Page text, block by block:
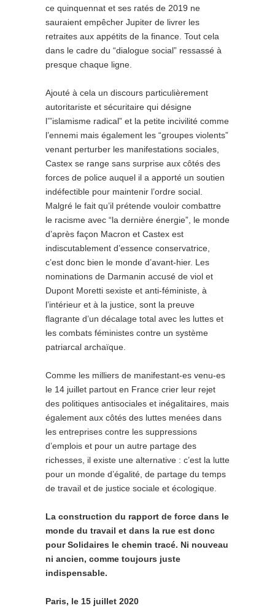
ce quinquennat et ses ratés de 2019 ne
sauraient empêcher Jupiter de livrer les
retraites aux appétits de la finance. Tout cela
dans le cadre du “dialogue social” ressassé à
presque chaque ligne.
Ajouté à cela un discours particulièrement
autoritariste et sécuritaire qui désigne
l’”islamisme radical” et la petite incivilité comme
l’ennemi mais également les “groupes violents”
venant perturber les manifestations sociales,
Castex se range sans surprise aux côtés des
forces de police auquel il a apporté un soutien
indéfectible pour maintenir l’ordre social.
Malgré le fait qu’il prétende vouloir combattre
le racisme avec “la dernière énergie”, le monde
d’après façon Macron et Castex est
indiscutablement d’essence conservatrice,
c’est donc bien le monde d’avant-hier. Les
nominations de Darmanin accusé de viol et
Dupont Moretti sexiste et anti-féministe, à
l’intérieur et à la justice, sont la preuve
flagrante d’un décalage total avec les luttes et
les combats féministes contre un système
patriarcal archaïque.
Comme les milliers de manifestant-es venu-es
le 14 juillet partout en France crier leur rejet
des politiques antisociales et inégalitaires, mais
également aux côtés des luttes menées dans
les entreprises contre les suppressions
d’emplois et pour un autre partage des
richesses, il existe une alternative : c’est la lutte
pour un monde d’égalité, de partage du temps
de travail et de justice sociale et écologique.
La construction du rapport de force dans le
monde du travail et dans la rue est donc
pour Solidaires le chemin tracé. Ni nouveau
ni ancien, comme toujours juste
indispensable.
Paris, le 15 juillet 2020